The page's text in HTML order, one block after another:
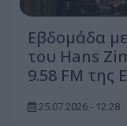
Εβδομάδα
του Hans
9.58 FM της
25.07.2026 - 12:28